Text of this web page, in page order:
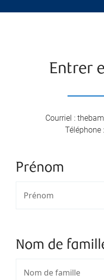
Entrer
Courriel :
Téléphone :
Prénom
Nom de